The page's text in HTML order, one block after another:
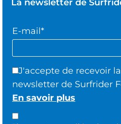
La newsletter de
E-mail*
J'accepte de recevoir la
newsletter de Surfrider
En savoir plus